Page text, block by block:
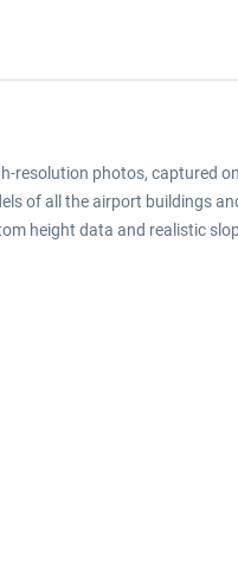
resolution photos, captured
of all the airport buildings
height data and realistic